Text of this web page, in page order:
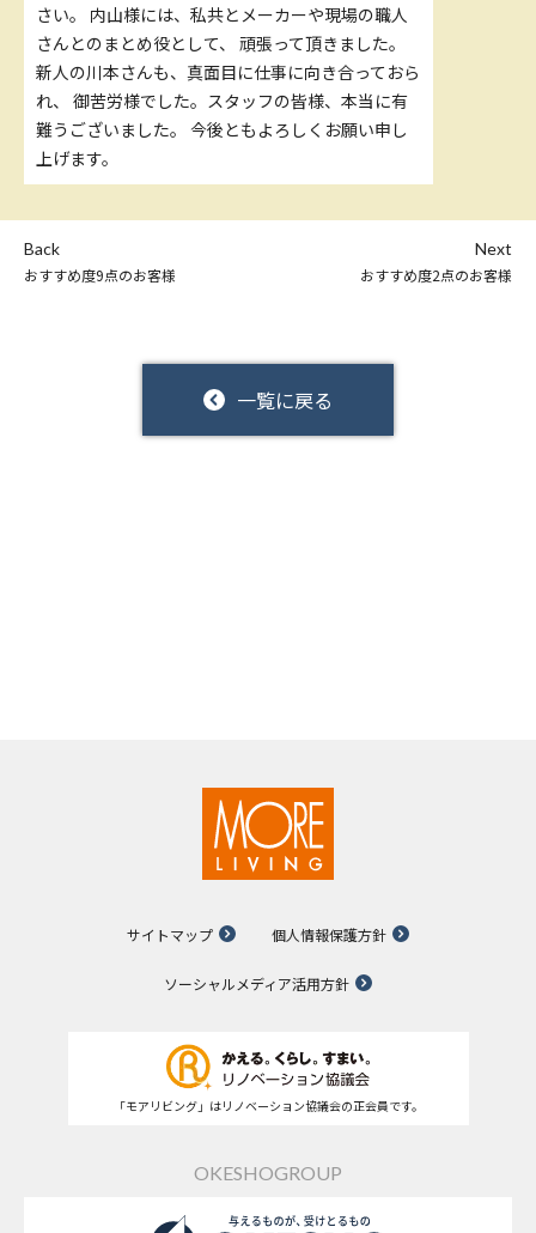
さい。 内山様には、私共とメーカーや現場の職人
さんとのまとめ役として、 頑張って頂きました。
新人の川本さんも、真面目に仕事に向き合っておら
れ、 御苦労様でした。スタッフの皆様、本当に有
難うございました。 今後ともよろしくお願い申し
上げます。
Back
おすすめ度9点のお客様
一覧に戻る
Next
おすすめ度2点のお客様
サイトマップ 個人情報保護方針
ソーシャルメディア活用方針
「モアリビング」はリノベーション協議会の正会員です。
OKESHOGROUP